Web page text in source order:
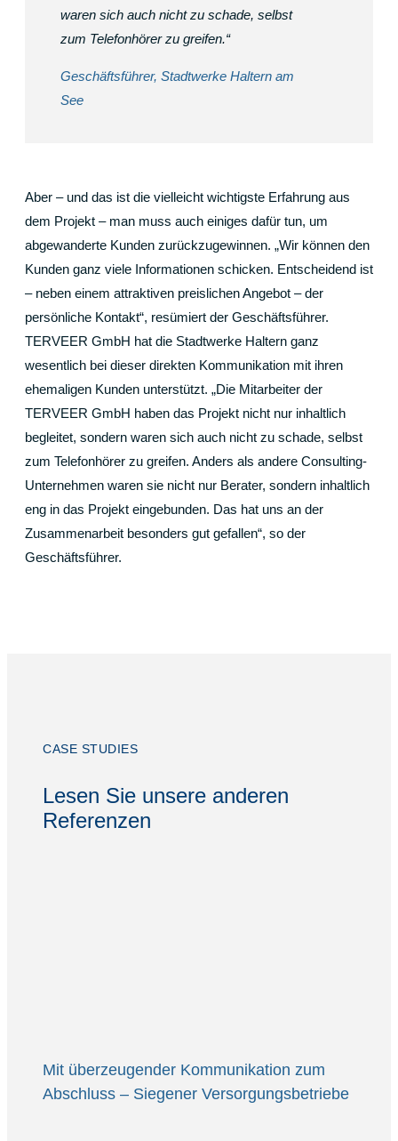
waren sich auch nicht zu schade, selbst
zum Telefonhörer zu greifen.“
Geschäftsführer, Stadtwerke Haltern am
See
Aber – und das ist die vielleicht wichtigste Erfahrung aus
dem Projekt – man muss auch einiges dafür tun, um
abgewanderte Kunden zurückzugewinnen. „Wir können den
Kunden ganz viele Informationen schicken. Entscheidend ist
– neben einem attraktiven preislichen Angebot – der
persönliche Kontakt“, resümiert der Geschäftsführer.
TERVEER GmbH hat die Stadtwerke Haltern ganz
wesentlich bei dieser direkten Kommunikation mit ihren
ehemaligen Kunden unterstützt. „Die Mitarbeiter der
TERVEER GmbH haben das Projekt nicht nur inhaltlich
begleitet, sondern waren sich auch nicht zu schade, selbst
zum Telefonhörer zu greifen. Anders als andere Consulting-
Unternehmen waren sie nicht nur Berater, sondern inhaltlich
eng in das Projekt eingebunden. Das hat uns an der
Zusammenarbeit besonders gut gefallen“, so der
Geschäftsführer.
CASE STUDIES
Lesen Sie unsere anderen
Referenzen
Mit überzeugender Kommunikation zum
Abschluss – Siegener Versorgungsbetriebe